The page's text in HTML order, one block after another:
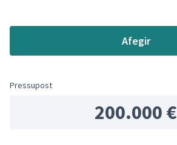
Afegir
Pressupost
200.000 €